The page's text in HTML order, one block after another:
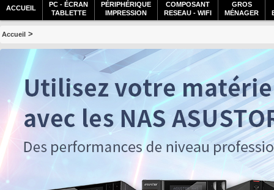
ACCUEIL
PC - ÉCRAN
TABLETTE
PÉRIPHÉRIQUE
IMPRESSION
COMPOSANT
RESEAU - WIFI
GROS
MÉNAGER
Accueil >